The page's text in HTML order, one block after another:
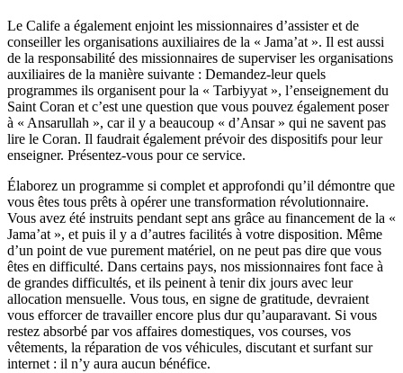
Le Calife a également enjoint les missionnaires d’assister et de
conseiller les organisations auxiliaires de la « Jama’at ». Il est aussi
de la responsabilité des missionnaires de superviser les organisations
auxiliaires de la manière suivante : Demandez-leur quels
programmes ils organisent pour la « Tarbiyyat », l’enseignement du
Saint Coran et c’est une question que vous pouvez également poser
à « Ansarullah », car il y a beaucoup « d’Ansar » qui ne savent pas
lire le Coran. Il faudrait également prévoir des dispositifs pour leur
enseigner. Présentez-vous pour ce service.
Élaborez un programme si complet et approfondi qu’il démontre que
vous êtes tous prêts à opérer une transformation révolutionnaire.
Vous avez été instruits pendant sept ans grâce au financement de la «
Jama’at », et puis il y a d’autres facilités à votre disposition. Même
d’un point de vue purement matériel, on ne peut pas dire que vous
êtes en difficulté. Dans certains pays, nos missionnaires font face à
de grandes difficultés, et ils peinent à tenir dix jours avec leur
allocation mensuelle. Vous tous, en signe de gratitude, devraient
vous efforcer de travailler encore plus dur qu’auparavant. Si vous
restez absorbé par vos affaires domestiques, vos courses, vos
vêtements, la réparation de vos véhicules, discutant et surfant sur
internet : il n’y aura aucun bénéfice.